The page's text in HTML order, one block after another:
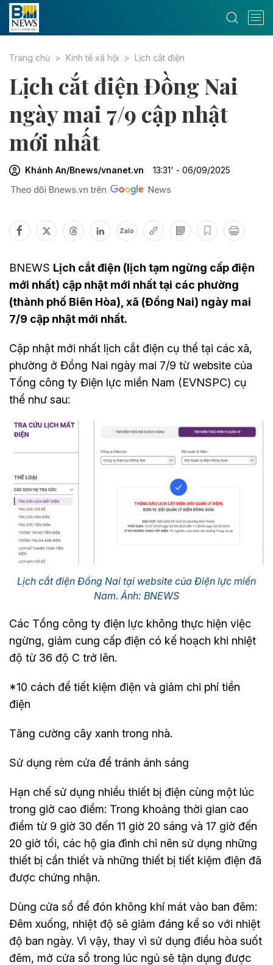
Trang chủ Kinh tế xã hội Lịch cắt điện
Lịch cắt điện Đồng Nai
ngày mai 7/9 cập nhật
mới nhất
Khánh An/Bnews/vnanet.vn 13:31' - 06/09/2025
Zalo
BNEWS Lịch cắt điện (lịch tạm ngừng cấp điện
mới nhất) cập nhật mới nhất tại các phường
(thành phố Biên Hòa), xã (Đồng Nai) ngày mai
7/9 cập nhật mới nhất.
Cập nhật mới nhất lịch cắt điện cụ thể tại các xã,
phường ở Đồng Nai ngày mai 7/9 từ website của
Tổng công ty Điện lực miền Nam (EVNSPC) cụ
thể như sau:
Lịch cắt điện Đồng Nai tại website của Điện lực miền
Nam. Ảnh: BNEWS
Các Tổng công ty điện lực không thực hiện việc
ngừng, giảm cung cấp điện có kế hoạch khi nhiệt
độ từ 36 độ C trở lên.
*10 cách để tiết kiệm điện và giảm chi phí tiền
điện
Tăng cường cây xanh trong nhà.
Sử dụng rèm cửa để tránh ánh sáng
Hạn chế sử dụng nhiều thiết bị điện cùng một lúc
trong giờ cao điểm: Trong khoảng thời gian cao
điểm từ 9 giờ 30 đến 11 giờ 20 sáng và 17 giờ đến
20 giờ tối, các hộ gia đình chỉ nên sử dụng những
thiết bị cần thiết và những thiết bị tiết kiệm điện đã
được chứng nhận.
Dùng cửa sổ để đón không khí mát vào ban đêm:
Đêm xuống, nhiệt độ sẽ giảm đáng kể so với nhiệt
độ ban ngày. Vì vậy, thay vì sử dụng điều hòa suốt
đêm, mở cửa sổ trong lúc ngủ sẽ tận dụng được